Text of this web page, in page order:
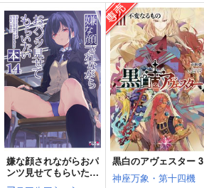
嫌な顔されながらおパ
ンツ見せてもらいたい
本14
黒白のアヴェスター 3
神座万象・第十四機